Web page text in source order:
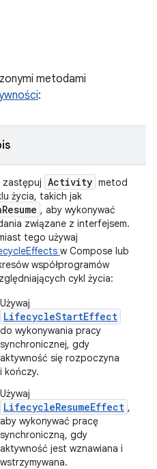
metodami
:
zastępuj Activity metod
życia, takich jak
, aby wykonywać
związane z interfejsem.
tego używaj
w Compose lub
współprogramów
cykl życia:
Używaj
LifecycleStartEffect
do wykonywania pracy
synchronicznej, gdy
aktywność się rozpoczyna
i kończy.
Używaj
LifecycleResumeEffect ,
aby wykonywać pracę
synchroniczną, gdy
aktywność jest wznawiana i
wstrzymywana.